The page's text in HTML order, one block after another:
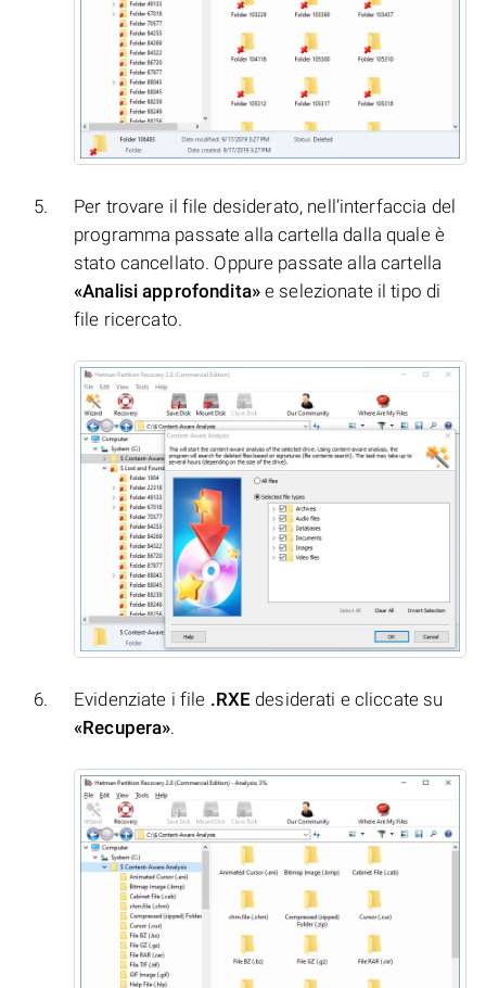
Per trovare il file desiderato, nell’interfaccia del
programma passate alla cartella dalla quale è
stato cancellato. Oppure passate alla cartella
«Analisi approfondita»e selezionate il tipo di
file ricercato.
Evidenziate i file .RXE desiderati e cliccate su
«Recupera».